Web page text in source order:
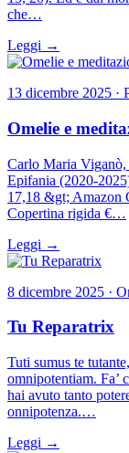
che…
Leggi →
13 dicembre 2025 ·
Omelie e
Carlo Maria
Epifania (2020-
17,18 &gt; Amazon
Copertina rigida €…
Leggi →
8 dicembre 2025 ·
Tu Reparatrix
Tuti sumus te
omnipotentiam. Fa’
hai avuto tanto
onnipotenza.…
Leggi →